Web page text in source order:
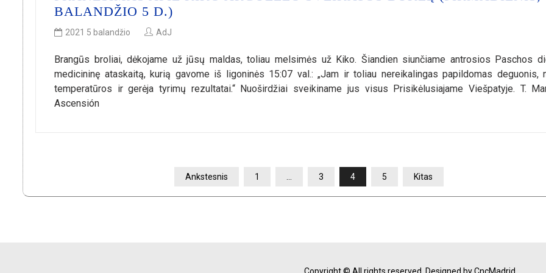
BALANDŽIO 5 D.)
2021 5 balandžio AdJ
Brangūs broliai, dėkojame už jūsų maldas, toliau melsimės už Kiko. Šiandien siunčiame antrosios Paschos
medicininę ataskaitą, kurią gavome iš ligoninės 15:07 val.: „Jam ir toliau nereikalingas papildomas deguonis,
temperatūros ir gerėja tyrimų rezultatai.“ Nuoširdžiai sveikiname jus visus Prisikėlusiajame Viešpatyje. T.
Ascensión
PUSLAPIAVIMAS
Ankstesnis 1 3 4 5 Kitas